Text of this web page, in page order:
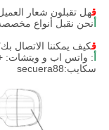
قهل تقبلون شعار
نحن نقبل أنواع مخصصة
قكيف يمكننا الاتصال
: واتس اب و ويتشات: +86-
سكايب:secuera88